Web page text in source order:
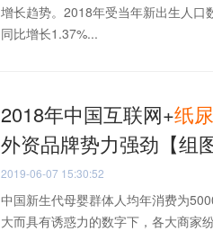
增长趋势。2018年受当年新出生人口
同比增长1.37%...
2018年中国互联网+纸尿
外资品牌势力强劲【组图
2019-06-07 15:30:52
中国新生代母婴群体人均年消费为
大而具有诱惑力的数字下，各大商家